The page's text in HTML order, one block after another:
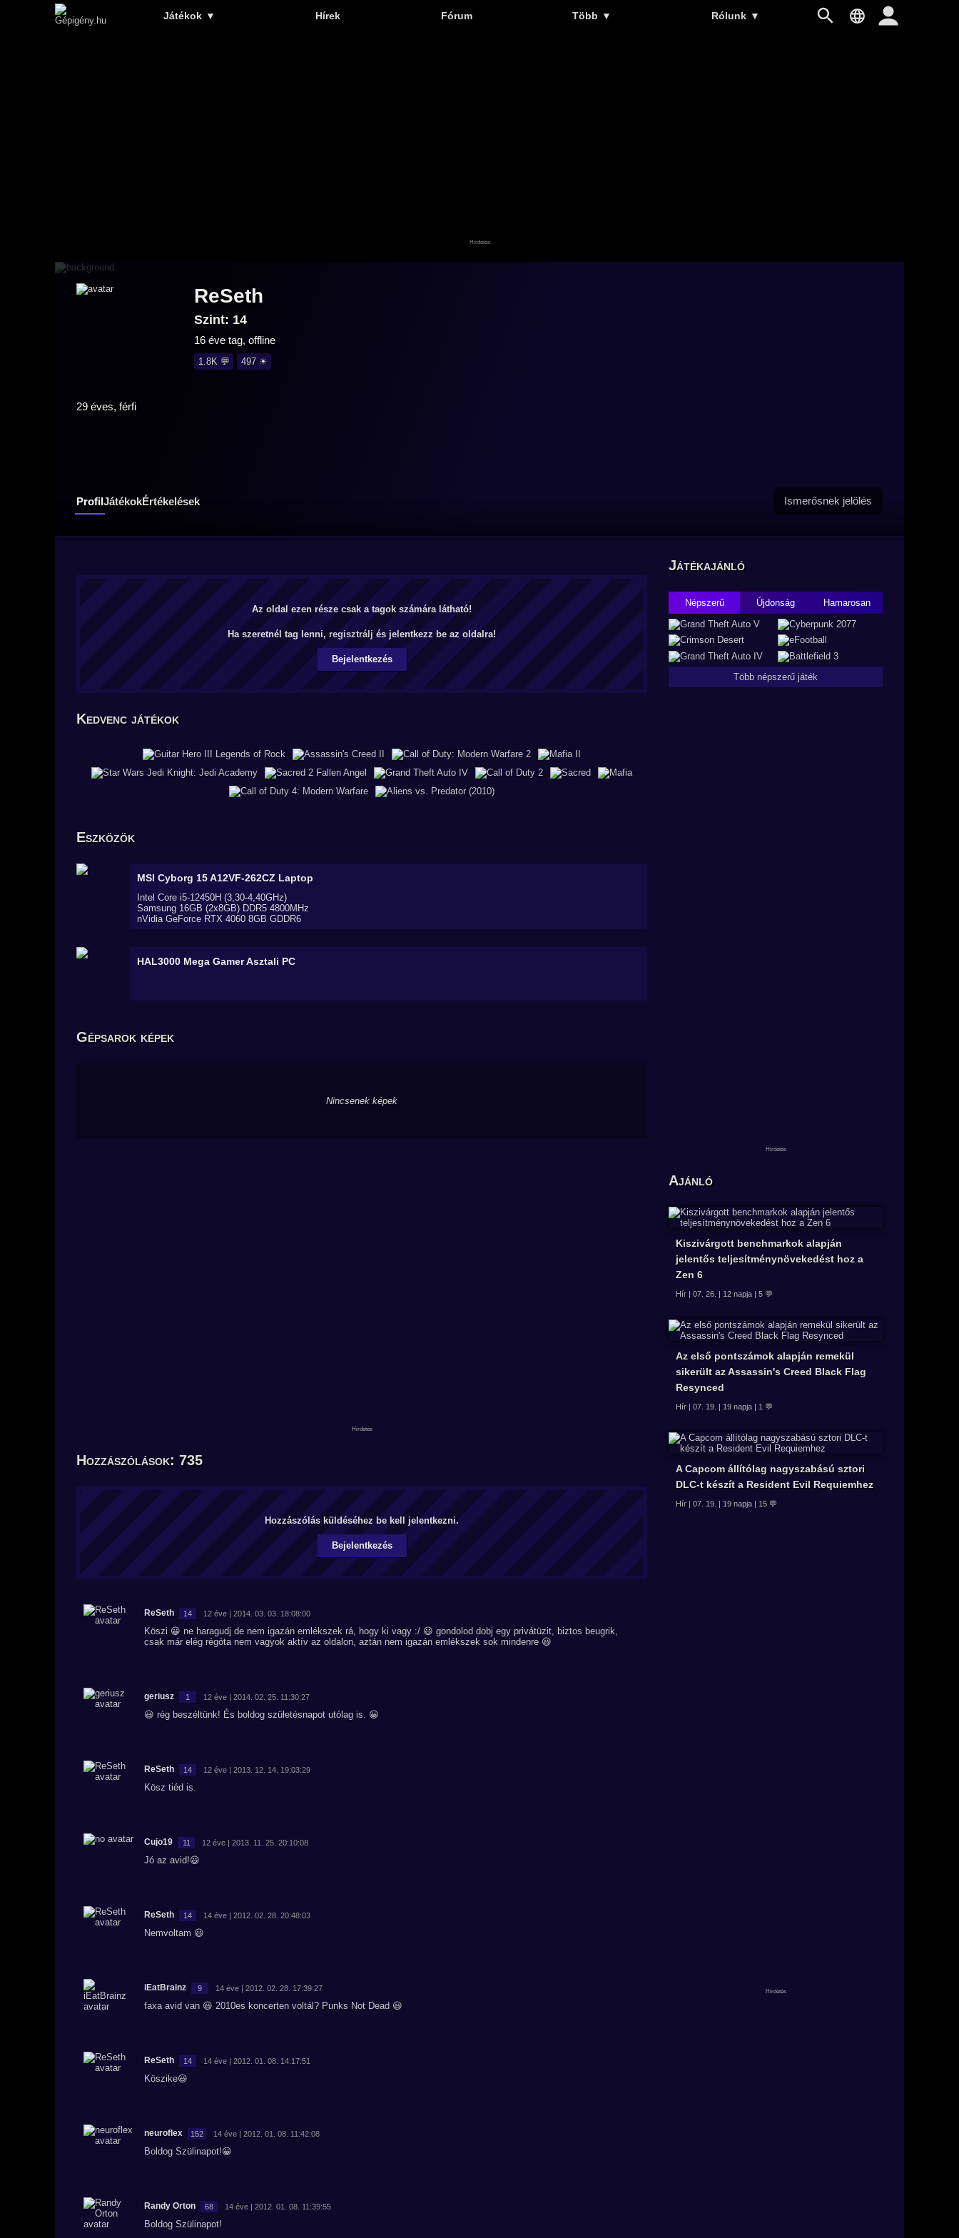
Játékok ▼ Hírek Fórum Több ▼ Rólunk ▼
ReSeth
Szint: 14
16 éve tag, offline
1.8K 💬 497 ☀
29 éves, férfi
ProfilJátékokÉrtékelések Ismerősnek jelölés
Az oldal ezen része csak a tagok számára látható!
Ha szeretnél tag lenni, regisztrálj és jelentkezz be az oldalra!
Bejelentkezés
Kedvenc játékok
Eszközök
MSI Cyborg 15 A12VF-262CZ Laptop
Intel Core i5-12450H (3,30-4,40GHz)
Samsung 16GB (2x8GB) DDR5 4800MHz
nVidia GeForce RTX 4060 8GB GDDR6
HAL3000 Mega GamerAsztali PC
Gépsarok képek
Nincsenek képek
Hozzászólások: 735
Hozzászólás küldéséhez be kell jelentkezni.
Bejelentkezés
ReSeth 14 12 éve | 2014. 03. 03. 18:08:00
Köszi 😀 ne haragudj de nem igazán emlékszek rá, hogy ki vagy :/ 😃 gondolod dobj egy privátüzit, biztos beugrik,
csak már elég régóta nem vagyok aktív az oldalon, aztán nem igazán emlékszek sok mindenre 😃
geriusz 1 12 éve | 2014. 02. 25. 11:30:27
😃 rég beszéltünk! És boldog születésnapot utólag is. 😀
ReSeth 14 12 éve | 2013. 12. 14. 19:03:29
Kösz tiéd is.
Cujo19 11 12 éve | 2013. 11. 25. 20:10:08
Jó az avid!😃
ReSeth 14 14 éve | 2012. 02. 28. 20:48:03
Nemvoltam 😃
iEatBrainz 9 14 éve | 2012. 02. 28. 17:39:27
faxa avid van 😃 2010es koncerten voltál? Punks Not Dead 😃
ReSeth 14 14 éve | 2012. 01. 08. 14:17:51
Köszike😃
neuroflex 152 14 éve | 2012. 01. 08. 11:42:08
Boldog Szülinapot!😀
Randy Orton 68 14 éve | 2012. 01. 08. 11:39:55
Boldog Szülinapot!
Játékajánló
Népszerű Újdonság Hamarosan
Több népszerű játék
Ajánló
Kiszivárgott benchmarkok alapján
jelentős teljesítménynövekedést hoz a
Zen 6
Hír | 07. 26. | 12 napja | 5 💬
Az első pontszámok alapján remekül
sikerült az Assassin's Creed Black Flag
Resynced
Hír | 07. 19. | 19 napja | 1 💬
A Capcom állítólag nagyszabású sztori
DLC-t készít a Resident Evil Requiemhez
Hír | 07. 19. | 19 napja | 15 💬